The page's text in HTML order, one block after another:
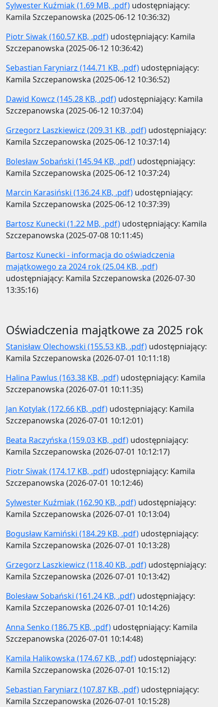
Sylwester Kuźmiak (1.69 MB, .pdf) udostępniający:
Kamila Szczepanowska (2025-06-12 10:36:32)
Piotr Siwak (160.57 KB, .pdf) udostępniający: Kamila
Szczepanowska (2025-06-12 10:36:42)
Sebastian Faryniarz (144.71 KB, .pdf) udostępniający:
Kamila Szczepanowska (2025-06-12 10:36:52)
Dawid Kowcz (145.28 KB, .pdf) udostępniający: Kamila
Szczepanowska (2025-06-12 10:37:04)
Grzegorz Laszkiewicz (209.31 KB, .pdf) udostępniający:
Kamila Szczepanowska (2025-06-12 10:37:14)
Bolesław Sobański (145.94 KB, .pdf) udostępniający:
Kamila Szczepanowska (2025-06-12 10:37:24)
Marcin Karasiński (136.24 KB, .pdf) udostępniający:
Kamila Szczepanowska (2025-06-12 10:37:39)
Bartosz Kunecki (1.22 MB, .pdf) udostępniający: Kamila
Szczepanowska (2025-07-08 10:11:45)
Bartosz Kunecki - informacja do oświadczenia
majątkowego za 2024 rok (25.04 KB, .pdf)
udostępniający: Kamila Szczepanowska (2026-07-30
13:35:16)
Oświadczenia majątkowe za 2025 rok
Stanisław Olechowski (155.53 KB, .pdf) udostępniający:
Kamila Szczepanowska (2026-07-01 10:11:18)
Halina Pawlus (163.38 KB, .pdf) udostępniający: Kamila
Szczepanowska (2026-07-01 10:11:35)
Jan Kotylak (172.66 KB, .pdf) udostępniający: Kamila
Szczepanowska (2026-07-01 10:12:01)
Beata Raczyńska (159.03 KB, .pdf) udostępniający:
Kamila Szczepanowska (2026-07-01 10:12:17)
Piotr Siwak (174.17 KB, .pdf) udostępniający: Kamila
Szczepanowska (2026-07-01 10:12:46)
Sylwester Kuźmiak (162.90 KB, .pdf) udostępniający:
Kamila Szczepanowska (2026-07-01 10:13:04)
Bogusław Kamiński (184.29 KB, .pdf) udostępniający:
Kamila Szczepanowska (2026-07-01 10:13:28)
Grzegorz Laszkiewicz (118.40 KB, .pdf) udostępniający:
Kamila Szczepanowska (2026-07-01 10:13:42)
Bolesław Sobański (161.24 KB, .pdf) udostępniający:
Kamila Szczepanowska (2026-07-01 10:14:26)
Anna Senko (186.75 KB, .pdf) udostępniający: Kamila
Szczepanowska (2026-07-01 10:14:48)
Kamila Halikowska (174.67 KB, .pdf) udostępniający:
Kamila Szczepanowska (2026-07-01 10:15:12)
Sebastian Faryniarz (107.87 KB, .pdf) udostępniający:
Kamila Szczepanowska (2026-07-01 10:15:28)